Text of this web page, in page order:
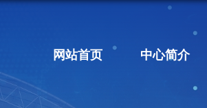
网站首页 中心简介